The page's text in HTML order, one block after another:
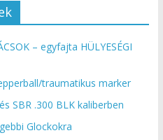
– egyfajta HÜLYESÉGI
traumatikus marker
SBR .300 BLK kaliberben
Glockokra